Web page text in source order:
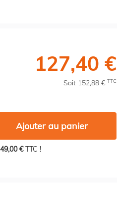
127,40 €
Soit 152,88 € TTC
Ajouter au panier
49,00 €TTC !